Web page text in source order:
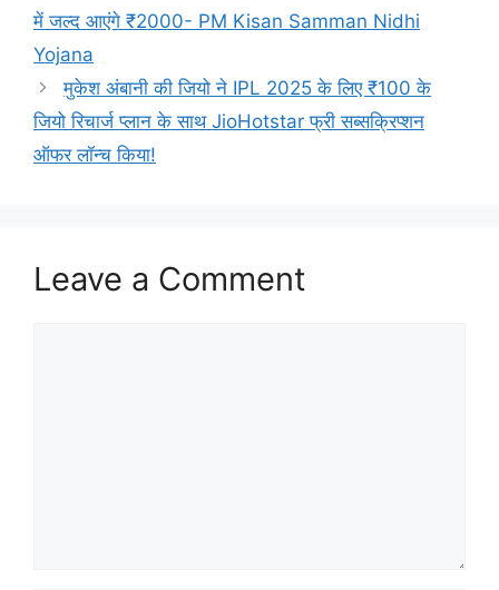
में जल्द आएंगे ₹2000- PM Kisan Samman Nidhi
Yojana
मुकेश अंबानी की जियो ने IPL 2025 के लिए ₹100 के
जियो रिचार्ज प्लान के साथ JioHotstar फ्री सब्सक्रिप्शन
ऑफर लॉन्च किया!
Leave a Comment